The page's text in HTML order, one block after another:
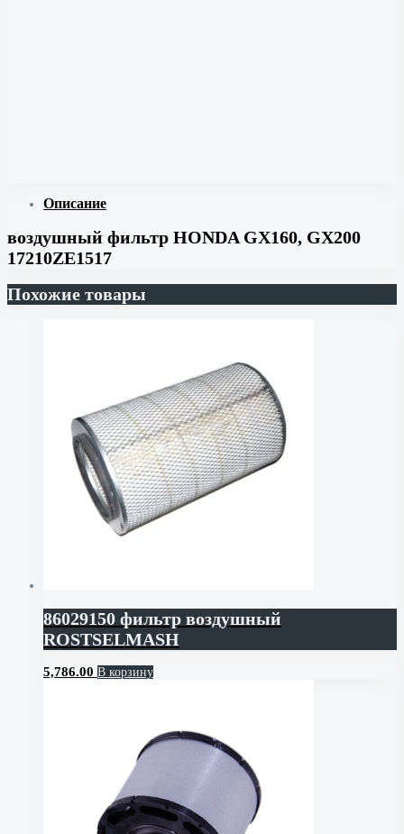
Описание
воздушный фильтр HONDA GX160, GX200
17210ZE1517
Похожие товары
86029150 фильтр воздушный
ROSTSELMASH
5,786.00 В корзину